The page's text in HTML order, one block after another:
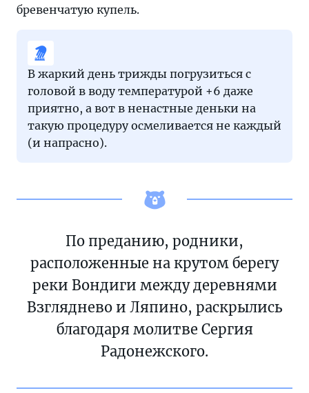
бревенчатую купель.
В жаркий день трижды погрузиться с
головой в воду температурой +6 даже
приятно, а вот в ненастные деньки на
такую процедуру осмеливается не каждый
(и напрасно).
По преданию, родники,
расположенные на крутом берегу
реки Вондиги между деревнями
Взгляднево и Ляпино, раскрылись
благодаря молитве Сергия
Радонежского.